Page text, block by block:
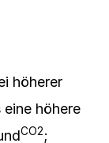
höherer
höhere
CO2;